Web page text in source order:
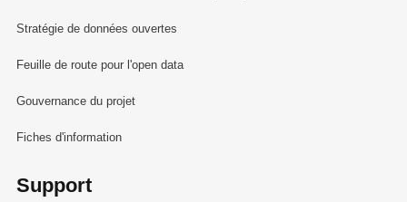
Stratégie de données ouvertes
Feuille de route pour l'open data
Gouvernance du projet
Fiches d'information
Support